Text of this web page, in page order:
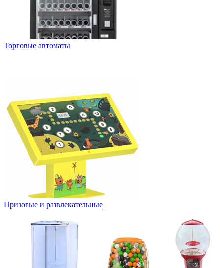
Торговые автоматы
Призовые и развлекательные